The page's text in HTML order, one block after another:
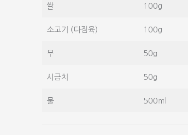
쌀 100g
소고기 (다짐육) 100g
무 50g
시금치 50g
물 500ml